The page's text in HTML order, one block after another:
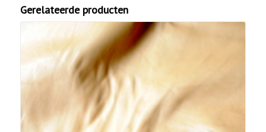
Gerelateerde producten